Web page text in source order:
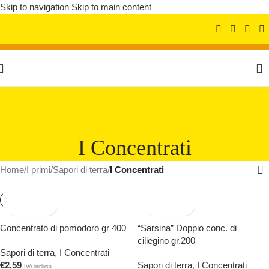
Skip to navigation Skip to main content
I Concentrati
Home/I primi/Sapori di terra/I Concentrati
Concentrato di pomodoro gr 400
Sapori di terra, I Concentrati
€2,59 IVA inclusa
“Sarsina” Doppio conc. di
ciliegino gr.200
Sapori di terra, I Concentrati